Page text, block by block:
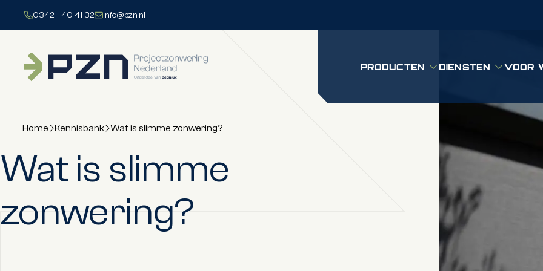
0342 - 40 41 32 info@pzn.nl
Terug naar de startpagina
PRODUCTEN
Submenu: Producten
DIENSTEN
Submenu:
VOOR
Wat is slimme
zonwering?
Home Kennisbank Wat is slimme zonwering?